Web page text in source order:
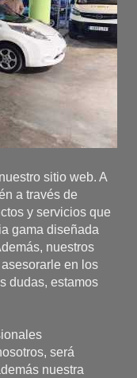
sitio web. A
a través de
y servicios que
gama diseñada
nuestros
en los
dudas, estamos
será
nuestra